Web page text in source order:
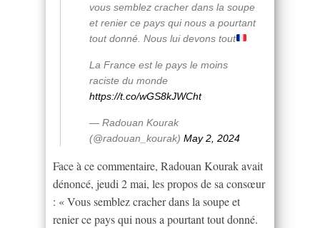
vous semblez cracher dans la soupe
et renier ce pays qui nous a pourtant
tout donné. Nous lui devons tout
La France est le pays le moins
raciste du monde
https://t.co/wGS8kJWCht
— Radouan Kourak
(@radouan_kourak) May 2, 2024
Face à ce commentaire, Radouan Kourak avait
dénoncé, jeudi 2 mai, les propos de sa consœur
: « Vous semblez cracher dans la soupe et
renier ce pays qui nous a pourtant tout donné.